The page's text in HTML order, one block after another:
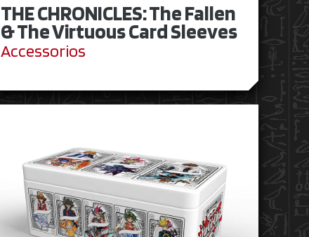
THE CHRONICLES: The Fallen
& The Virtuous Card Sleeves
Accessorios